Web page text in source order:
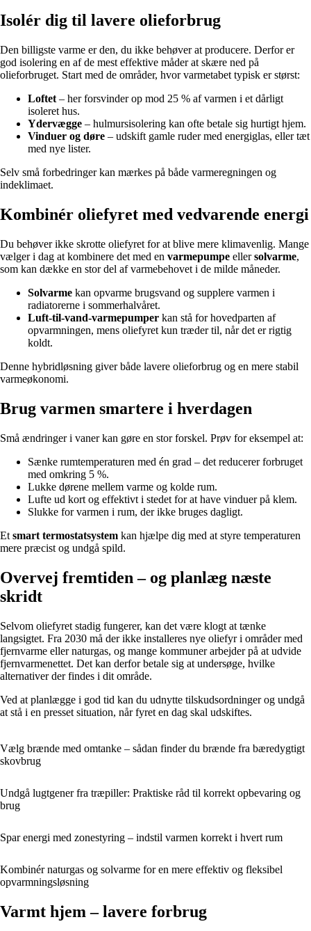
Isolér dig til lavere olieforbrug
Den billigste varme er den, du ikke behøver at producere. Derfor er
god isolering en af de mest effektive måder at skære ned på
olieforbruget. Start med de områder, hvor varmetabet typisk er størst:
Loftet – her forsvinder op mod 25 % af varmen i et dårligt
isoleret hus.
Ydervægge – hulmursisolering kan ofte betale sig hurtigt hjem.
Vinduer og døre – udskift gamle ruder med energiglas, eller tæt
med nye lister.
Selv små forbedringer kan mærkes på både varmeregningen og
indeklimaet.
Kombinér oliefyret med vedvarende energi
Du behøver ikke skrotte oliefyret for at blive mere klimavenlig. Mange
vælger i dag at kombinere det med en varmepumpe ellersolvarme,
som kan dække en stor del af varmebehovet i de milde måneder.
Solvarme kan opvarme brugsvand og supplere varmen i
radiatorerne i sommerhalvåret.
Luft-til-vand-varmepumper kan stå for hovedparten af
opvarmningen, mens oliefyret kun træder til, når det er rigtig
koldt.
Denne hybridløsning giver både lavere olieforbrug og en mere stabil
varmeøkonomi.
Brug varmen smartere i hverdagen
Små ændringer i vaner kan gøre en stor forskel. Prøv for eksempel at:
Sænke rumtemperaturen med én grad – det reducerer forbruget
med omkring 5 %.
Lukke dørene mellem varme og kolde rum.
Lufte ud kort og effektivt i stedet for at have vinduer på klem.
Slukke for varmen i rum, der ikke bruges dagligt.
Et smart termostatsystem kan hjælpe dig med at styre temperaturen
mere præcist og undgå spild.
Overvej fremtiden – og planlæg næste
skridt
Selvom oliefyret stadig fungerer, kan det være klogt at tænke
langsigtet. Fra 2030 må der ikke installeres nye oliefyr i områder med
fjernvarme eller naturgas, og mange kommuner arbejder på at udvide
fjernvarmenettet. Det kan derfor betale sig at undersøge, hvilke
alternativer der findes i dit område.
Ved at planlægge i god tid kan du udnytte tilskudsordninger og undgå
at stå i en presset situation, når fyret en dag skal udskiftes.
Vælg brænde med omtanke – sådan finder du brænde fra bæredygtigt
skovbrug
Undgå lugtgener fra træpiller: Praktiske råd til korrekt opbevaring og
brug
Spar energi med zonestyring – indstil varmen korrekt i hvert rum
Kombinér naturgas og solvarme for en mere effektiv og fleksibel
opvarmningsløsning
Varmt hjem – lavere forbrug